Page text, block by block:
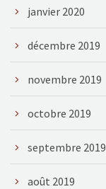
janvier 2020
décembre 2019
novembre 2019
octobre 2019
septembre 2019
août 2019